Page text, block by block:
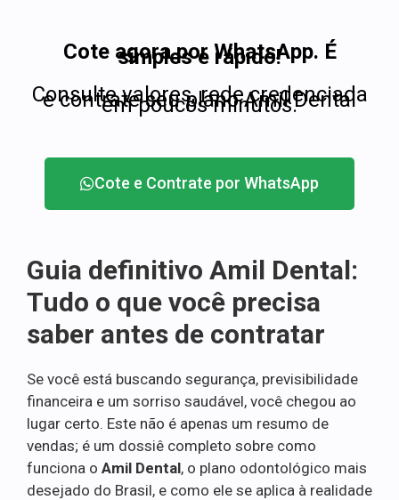
Cote agora por WhatsApp. É
simples e rápido!
Consulte valores, rede credenciada
e contrate seu plano Amil Dental
em poucos minutos.
Cote e Contrate por WhatsApp
Guia definitivo Amil Dental:
Tudo o que você precisa
saber antes de contratar
Se você está buscando segurança, previsibilidade
financeira e um sorriso saudável, você chegou ao
lugar certo. Este não é apenas um resumo de
vendas; é um dossiê completo sobre como
funciona o Amil Dental, o plano odontológico mais
desejado do Brasil, e como ele se aplica à realidade